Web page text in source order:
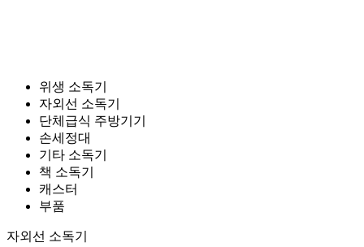
위생 소독기
자외선 소독기
단체급식 주방기기
손세정대
기타 소독기
책 소독기
캐스터
부품
자외선 소독기